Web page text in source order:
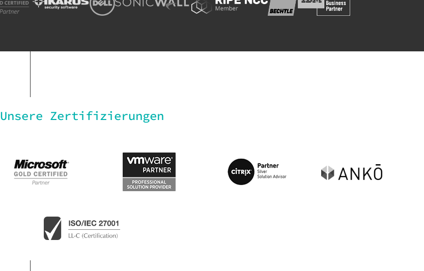
Unsere Zertifizierungen